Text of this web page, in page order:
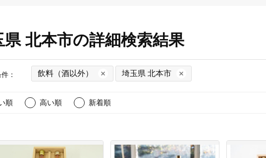
北本市の詳細検索結果
： 飲料（酒以外） 埼玉県 北本市
順 高い順 新着順